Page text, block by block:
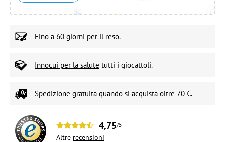
Fino a 60 giorni per il reso.
Innocui per la salute tutti i giocattoli.
Spedizione gratuita quando si acquista oltre 70 €.
4,75/5
Altre recensioni